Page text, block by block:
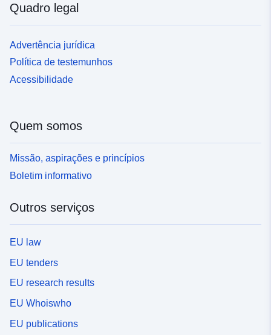
Quadro legal
Advertência jurídica
Política de testemunhos
Acessibilidade
Quem somos
Missão, aspirações e princípios
Boletim informativo
Outros serviços
EU law
EU tenders
EU research results
EU Whoiswho
EU publications